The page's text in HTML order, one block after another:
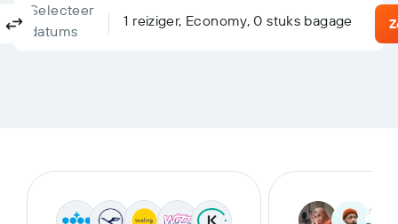
Retour Enkele reis Meerdere bestemmingen
Columbus, OH, De Verenigde Staten - Columbus (CMH)
Waarheen?
Selecteer
datums
1 reiziger, Economy, 0 stuks bagage